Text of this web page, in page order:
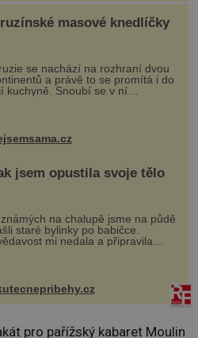
masové knedlíčky
se nachází na rozhraní dvou
a právě to se promítá i do
kuchyně. Snoubí se v ní
a asijské chutě a díky tomu
rozmanité a chuťově bohaté
které rozhodně st...
jsem opustila svoje tělo
na chalupě jsme na půdě
staré bylinky po babičce.
mi nedala a připravila
si z nich lektvar… Zimní pobyt
chalupě se pro mě vlastní vinou
v děsivý zážitek, na kt...
pro pařížský kabaret Moulin